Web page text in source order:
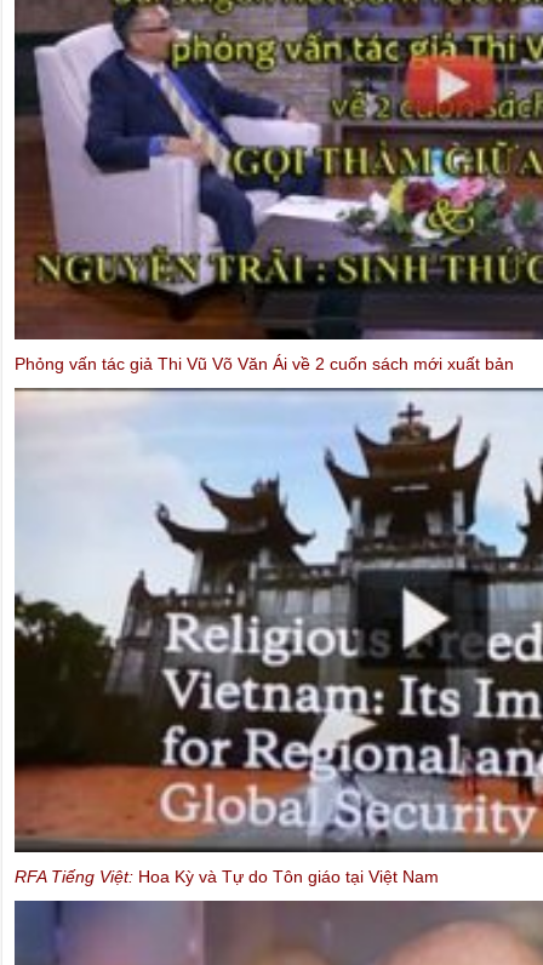
VIDEO: Gây Quỹ Yểm Trợ PTTPGQT tại Houston 22-3-2015
Rafto Foundation: Thông Diệp của Sáng Hội Rafto từ Vương quốc